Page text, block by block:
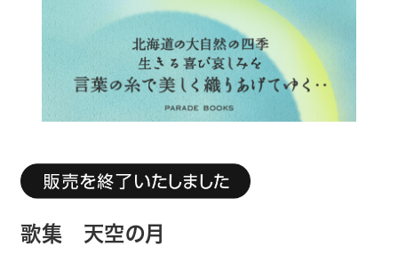
生活・健康
論文・学術書・参考書
絵本・児童書
ビジネス・経営・情報
社会・思想・哲学
歌集 天空の月